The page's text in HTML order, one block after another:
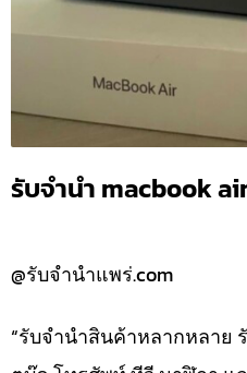
รับจำนำ macbook
@รับจำนำแพร่.com
“รับจำนำสินค้าหลากหลาย